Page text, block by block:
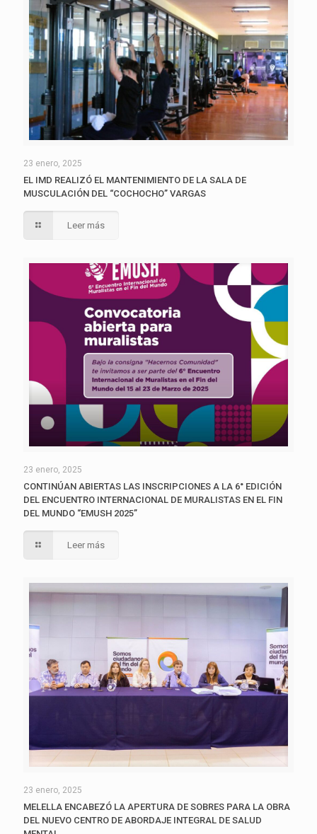
23 enero, 2025
EL IMD REALIZÓ EL MANTENIMIENTO DE LA SALA DE
MUSCULACIÓN DEL “COCHOCHO” VARGAS
Leer más
23 enero, 2025
CONTINÚAN ABIERTAS LAS INSCRIPCIONES A LA 6° EDICIÓN
DEL ENCUENTRO INTERNACIONAL DE MURALISTAS EN EL FIN
DEL MUNDO “EMUSH 2025”
Leer más
23 enero, 2025
MELELLA ENCABEZÓ LA APERTURA DE SOBRES PARA LA OBRA
DEL NUEVO CENTRO DE ABORDAJE INTEGRAL DE SALUD